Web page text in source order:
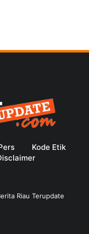
Kode Etik
Riau Terupdate